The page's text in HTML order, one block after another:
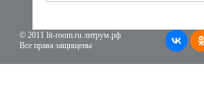
© 2011 lit-room.ru литрум.рф
Все права защищены